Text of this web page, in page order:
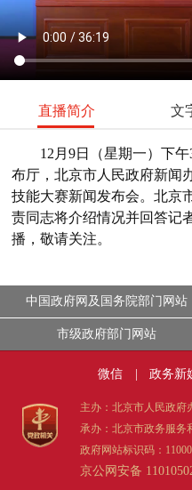
直播简介 文
12月9日（星期一）下
布厅，北京市人民政府新闻
技能大赛新闻发布会。北京
责同志将介绍情况并回答记
播，敬请关注。
中国政府网及国务院部门网站
市级政府部门网站
微信 政务新
主办：北京市人民政府
承办：北京市政务服务
政府网站标识码：
京公网安备